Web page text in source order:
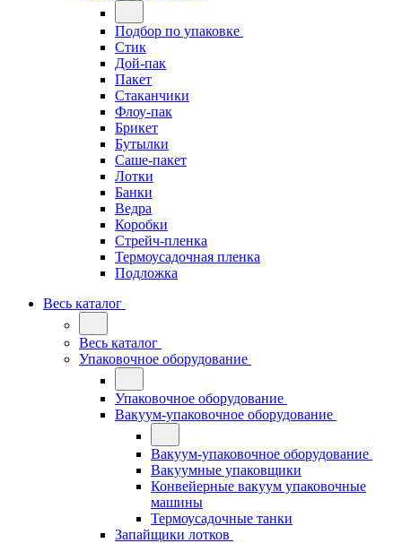
Подбор по упаковке
Стик
Дой-пак
Пакет
Стаканчики
Флоу-пак
Брикет
Бутылки
Саше-пакет
Лотки
Банки
Ведра
Коробки
Стрейч-пленка
Термоусадочная пленка
Подложка
Весь каталог
Весь каталог
Упаковочное оборудование
Упаковочное оборудование
Вакуум-упаковочное оборудование
Вакуум-упаковочное оборудование
Вакуумные упаковщики
Конвейерные вакуум упаковочные
машины
Термоусадочные танки
Запайщики лотков